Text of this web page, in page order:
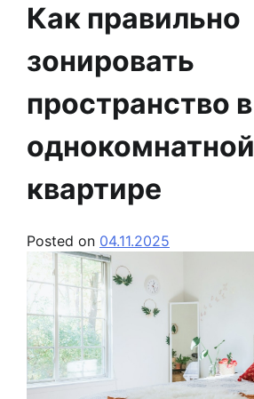
Как правильно
зонировать
пространство в
однокомнатной
квартире
Posted on 04.11.2025